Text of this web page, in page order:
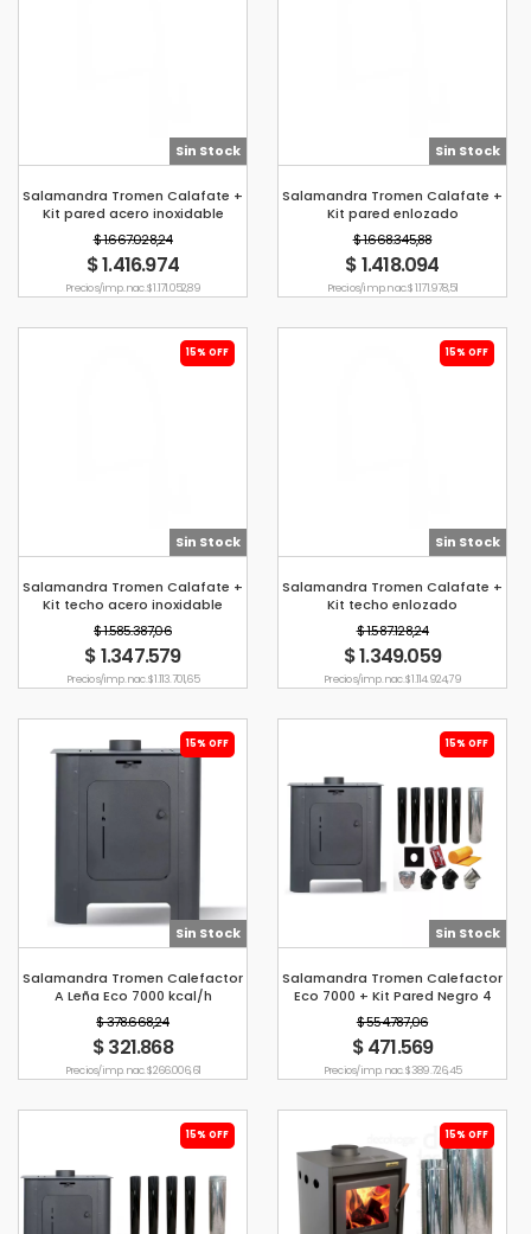
Sin Stock
Salamandra Tromen Calafate +
Kit pared acero inoxidable
$ 1.667.028,24
$ 1.416.974
Precio s/imp. nac. $ 1.171.052,89
Sin Stock
Salamandra Tromen Calafate +
Kit pared enlozado
$ 1.668.345,88
$ 1.418.094
Precio s/imp. nac. $ 1.171.978,51
15% OFF
Sin Stock
Salamandra Tromen Calafate +
Kit techo acero inoxidable
$ 1.585.387,06
$ 1.347.579
Precio s/imp. nac. $ 1.113.701,65
15% OFF
Sin Stock
Salamandra Tromen Calafate +
Kit techo enlozado
$ 1.587.128,24
$ 1.349.059
Precio s/imp. nac. $ 1.114.924,79
15% OFF
Sin Stock
Salamandra Tromen Calefactor
A Leña Eco 7000 kcal/h
$ 378.668,24
$ 321.868
Precio s/imp. nac. $ 266.006,61
15% OFF
Sin Stock
Salamandra Tromen Calefactor
Eco 7000 + Kit Pared Negro 4
$ 554.787,06
$ 471.569
Precio s/imp. nac. $ 389.726,45
15% OFF 15% OFF